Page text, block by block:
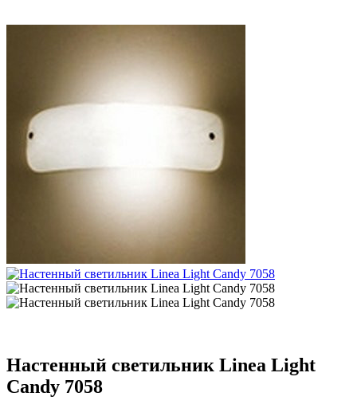
Настенный светильник Linea Light
Candy 7058